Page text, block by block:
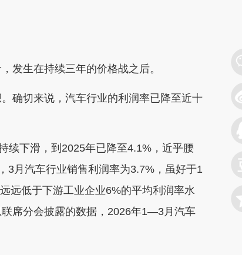
生在持续三年的价格战之后。
切来说，汽车行业的利润率已降至近十
下滑，到2025年已降至4.1%，近乎腰
月汽车行业销售利润率为3.7%，虽好于1
远低于下游工业企业6%的平均利润率水
席分会披露的数据，2026年1—3月汽车